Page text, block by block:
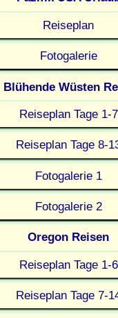
Reiseplan
Fotogalerie
Blühende Wüsten
Reiseplan Tage 1-7
Reiseplan Tage 8-
Fotogalerie 1
Fotogalerie 2
Oregon Reisen
Reiseplan Tage 1-6
Reiseplan Tage 7-